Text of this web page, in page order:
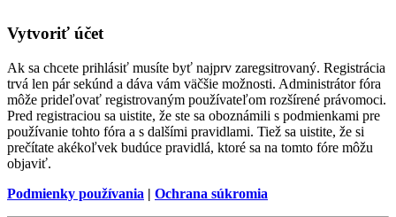
Vytvoriť účet
Ak sa chcete prihlásiť musíte byť najprv zaregsitrovaný. Registrácia
trvá len pár sekúnd a dáva vám väčšie možnosti. Administrátor fóra
môže prideľovať registrovaným používateľom rozšírené právomoci.
Pred registraciou sa uistite, že ste sa oboznámili s podmienkami pre
používanie tohto fóra a s dalšími pravidlami. Tiež sa uistite, že si
prečítate akékoľvek budúce pravidlá, ktoré sa na tomto fóre môžu
objaviť.
Podmienky používania | Ochrana súkromia